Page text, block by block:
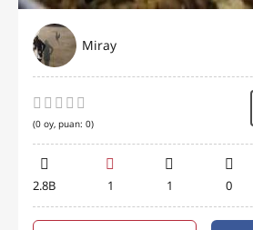
Miray
(0 oy, puan: 0)
2.8B 1 1 0